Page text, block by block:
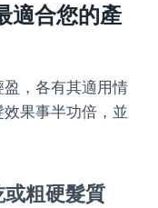
適合您的產
，各有其適用情
果事半功倍，並
粗硬髮質